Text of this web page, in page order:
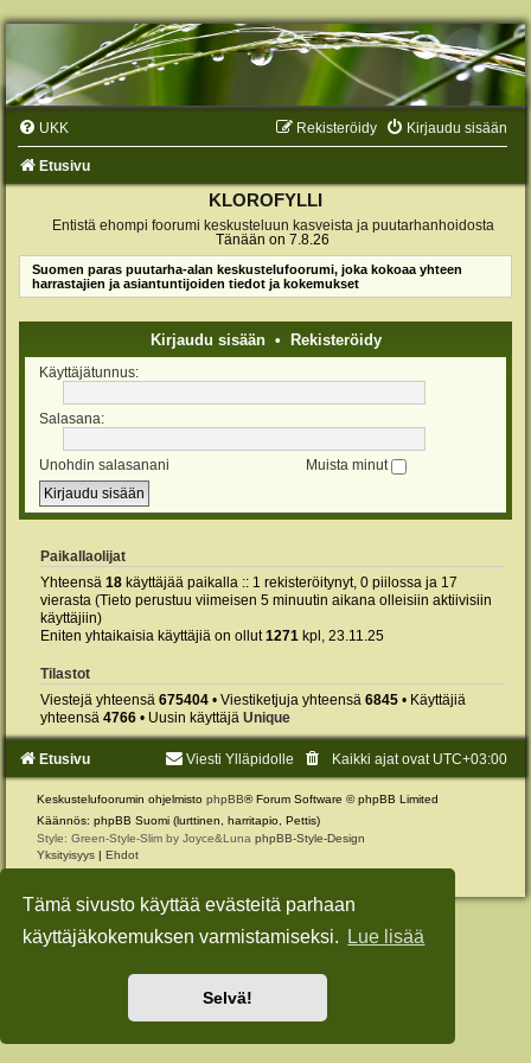
Tämä sivusto käyttää evästeitä parhaan
käyttäjäkokemuksen varmistamiseksi.
Lue lisää
Selvä!
UKK Kirjaudu sisään
Rekisteröidy
Etusivu
KLOROFYLLI
Entistä ehompi foorumi keskusteluun kasveista ja puutarhanhoidosta
Tänään on 7.8.26
Suomen paras puutarha-alan keskustelufoorumi, joka kokoaa yhteen
harrastajien ja asiantuntijoiden tiedot ja kokemukset
Kirjaudu sisään• Rekisteröidy
Käyttäjätunnus:
Salasana:
Unohdin salasanani Muista minut
Paikallaolijat
Yhteensä 18 käyttäjää paikalla :: 1 rekisteröitynyt, 0 piilossa ja 17
vierasta (Tieto perustuu viimeisen 5 minuutin aikana olleisiin aktiivisiin
käyttäjiin)
Eniten yhtaikaisia käyttäjiä on ollut1271 kpl, 23.11.25
Tilastot
Viestejä yhteensä 675404 • Viestiketjuja yhteensä 6845 • Käyttäjiä
yhteensä 4766 • Uusin käyttäjä Unique
Etusivu Kaikki ajat ovat UTC+03:00
Viesti Ylläpidolle
Keskustelufoorumin ohjelmisto phpBB® Forum Software © phpBB Limited
Käännös: phpBB Suomi (lurttinen, harritapio, Pettis)
Style: Green-Style-Slim by Joyce&Luna phpBB-Style-Design
Yksityisyys | Ehdot